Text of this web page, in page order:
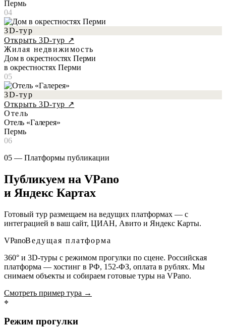
Пермь
04
3D-тур
Открыть 3D-тур ↗
Жилая недвижимость
Дом в окрестностях Перми
в окрестностях Перми
05
3D-тур
Открыть 3D-тур ↗
Отель
Отель «Галерея»
Пермь
06
05 — Платформы публикации
Публикуем на VPano
и Яндекс Картах
Готовый тур размещаем на ведущих платформах — с
интеграцией в ваш сайт, ЦИАН, Авито и Яндекс Карты.
VPanoВедущая платформа
360° и 3D-туры с режимом прогулки по сцене. Российская
платформа — хостинг в РФ, 152-ФЗ, оплата в рублях. Мы
снимаем объекты и собираем готовые туры на VPano.
Смотреть пример тура →
⌖
Режим прогулки